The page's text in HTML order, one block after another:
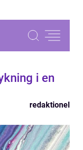
i en
redaktionel